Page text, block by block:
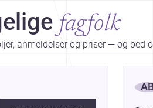
fagfolk
anmeldelser og priser — og bed